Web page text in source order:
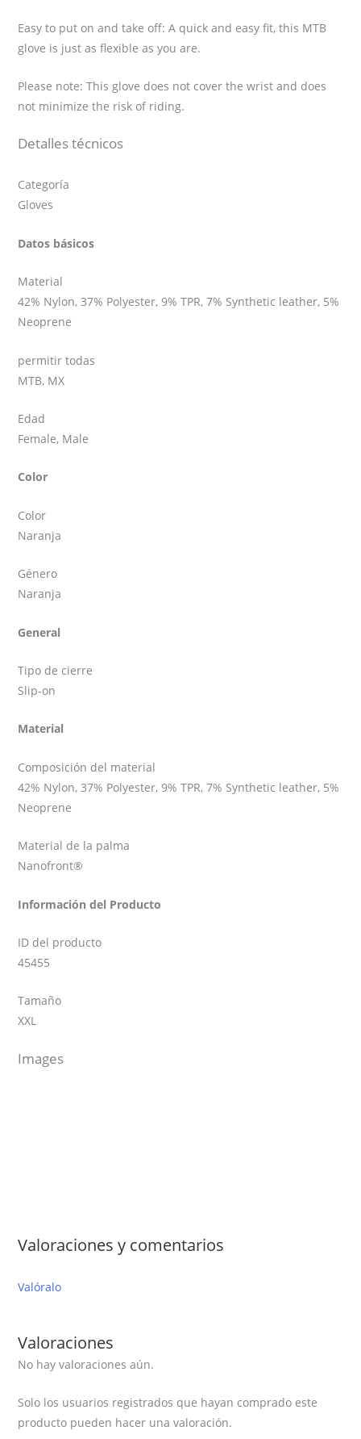
Easy to put on and take off: A quick and easy fit, this MTB
glove is just as flexible as you are.
Please note: This glove does not cover the wrist and does
not minimize the risk of riding.
Detalles técnicos
Categoría
Gloves
Datos básicos
Material
42% Nylon, 37% Polyester, 9% TPR, 7% Synthetic leather, 5%
Neoprene
permitir todas
MTB, MX
Edad
Female, Male
Color
Color
Naranja
Género
Naranja
General
Tipo de cierre
Slip-on
Material
Composición del material
42% Nylon, 37% Polyester, 9% TPR, 7% Synthetic leather, 5%
Neoprene
Material de la palma
Nanofront®
Información del Producto
ID del producto
45455
Tamaño
XXL
Images
Valoraciones y comentarios
Valóralo
Valoraciones
No hay valoraciones aún.
Solo los usuarios registrados que hayan comprado este
producto pueden hacer una valoración.